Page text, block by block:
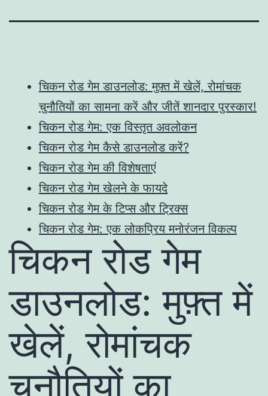
चिकन रोड गेम डाउनलोड: मुफ़्त में खेलें, रोमांचक
चुनौतियों का सामना करें और जीतें शानदार पुरस्कार!
चिकन रोड गेम: एक विस्तृत अवलोकन
चिकन रोड गेम कैसे डाउनलोड करें?
चिकन रोड गेम की विशेषताएं
चिकन रोड गेम खेलने के फायदे
चिकन रोड गेम के टिप्स और ट्रिक्स
चिकन रोड गेम: एक लोकप्रिय मनोरंजन विकल्प
चिकन रोड गेम
डाउनलोड: मुफ़्त में
खेलें, रोमांचक
चुनौतियों का